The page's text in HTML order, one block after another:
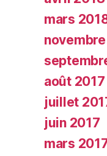
mars
août 2017
juillet
juin 2017
mars